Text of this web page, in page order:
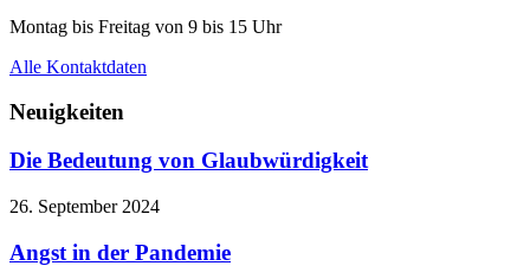
Montag bis Freitag von 9 bis 15 Uhr
Alle Kontaktdaten
Neuigkeiten
Die Bedeutung von Glaubwürdigkeit
26. September 2024
Angst in der Pandemie